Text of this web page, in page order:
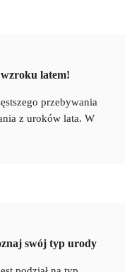
latem!
przebywania
z uroków lata. W
swój typ urody